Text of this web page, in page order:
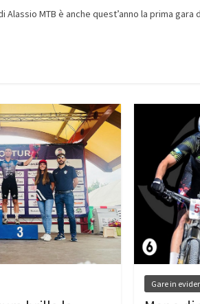
Alassio MTB è anche quest’anno la prima gara
Gare in